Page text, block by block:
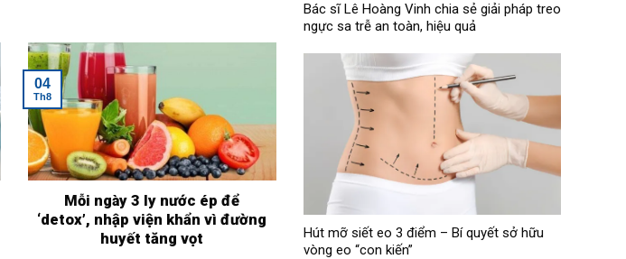
Mỗi ngày 3 ly nước ép để
‘detox’, nhập viện khẩn vì đường
huyết tăng vọt
04
Th8
Bác sĩ Lê Hoàng Vinh chia sẻ giải pháp treo
ngực sa trễ an toàn, hiệu quả
Hút mỡ siết eo 3 điểm – Bí quyết sở hữu
vòng eo “con kiến”